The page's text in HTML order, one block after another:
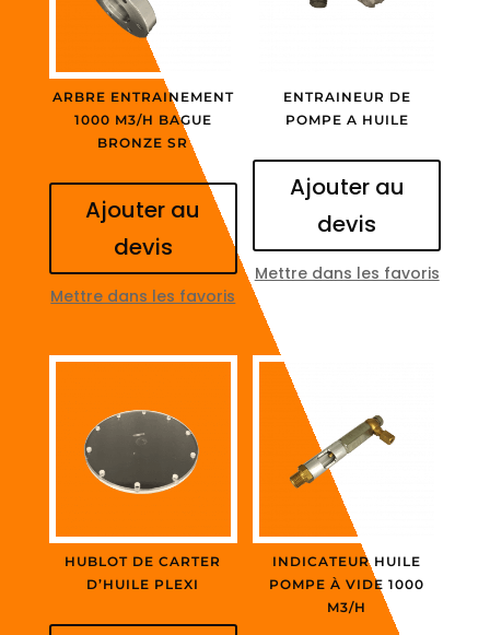
ARBRE ENTRAINEMENT
1000 M3/H BAGUE
BRONZE SR
Ajouter au
devis
Mettre dans les favoris
ENTRAINEUR DE
POMPE A HUILE
Ajouter au
devis
Mettre dans les favoris
HUBLOT DE CARTER
D’HUILE PLEXI
INDICATEUR HUILE
POMPE À VIDE 1000
M3/H